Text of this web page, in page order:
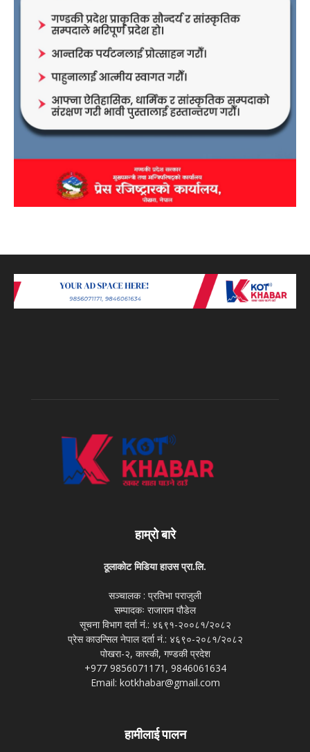
हाम्रो बारे
ठूलाकोट मिडिया हाउस प्रा.लि.
सञ्चालक : प्रतिभा पराजुली
सम्पादकः राजाराम पौडेल
सूचना विभाग दर्ता नं.: ४६९१-२००८१/२०८२
प्रेस काउन्सिल नेपाल दर्ता नं.: ४६९०-२०८१/२०८२
पोखरा-२, कास्की, गण्डकी प्रदेश
+977 9856071171, 9846061634
Email: kotkhabar@gmail.com
हामीलाई पालन